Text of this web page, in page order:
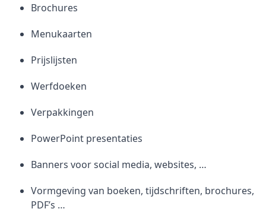
Brochures
Menukaarten
Prijslijsten
Werfdoeken
Verpakkingen
PowerPoint presentaties
Banners voor social media, websites, …
Vormgeving van boeken, tijdschriften, brochures,
PDF’s …